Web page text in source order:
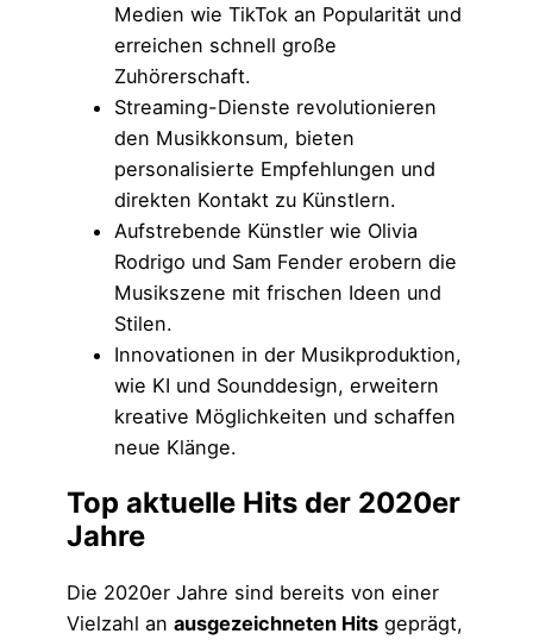
Medien wie TikTok an Popularität und
erreichen schnell große
Zuhörerschaft.
Streaming-Dienste revolutionieren
den Musikkonsum, bieten
personalisierte Empfehlungen und
direkten Kontakt zu Künstlern.
Aufstrebende Künstler wie Olivia
Rodrigo und Sam Fender erobern die
Musikszene mit frischen Ideen und
Stilen.
Innovationen in der Musikproduktion,
wie KI und Sounddesign, erweitern
kreative Möglichkeiten und schaffen
neue Klänge.
Top aktuelle Hits der 2020er
Jahre
Die 2020er Jahre sind bereits von einer
Vielzahl an ausgezeichneten Hits geprägt,